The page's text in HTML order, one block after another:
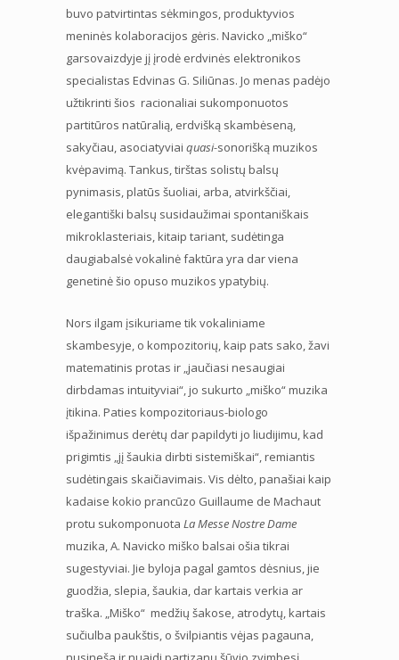
buvo patvirtintas sėkmingos, produktyvios
meninės kolaboracijos gėris. Navicko „miško“
garsovaizdyje jį įrodė erdvinės elektronikos
specialistas Edvinas G. Siliūnas. Jo menas padėjo
užtikrinti šios racionaliai sukomponuotos
partitūros natūralią, erdvišką skambėseną,
sakyčiau, asociatyviai quasi-sonorišką muzikos
kvėpavimą. Tankus, tirštas solistų balsų
pynimasis, platūs šuoliai, arba, atvirkščiai,
elegantiški balsų susidaužimai spontaniškais
mikroklasteriais, kitaip tariant, sudėtinga
daugiabalsė vokalinė faktūra yra dar viena
genetinė šio opuso muzikos ypatybių.
Nors ilgam įsikuriame tik vokaliniame
skambesyje, o kompozitorių, kaip pats sako, žavi
matematinis protas ir „jaučiasi nesaugiai
dirbdamas intuityviai“, jo sukurto „miško“ muzika
įtikina. Paties kompozitoriaus-biologo
išpažinimus derėtų dar papildyti jo liudijimu, kad
prigimtis „jį šaukia dirbti sistemiškai“, remiantis
sudėtingais skaičiavimais. Vis dėlto, panašiai kaip
kadaise kokio prancūzo Guillaume de Machaut
protu sukomponuota La Messe Nostre Dame
muzika, A. Navicko miško balsai ošia tikrai
sugestyviai. Jie byloja pagal gamtos dėsnius, jie
guodžia, slepia, šaukia, dar kartais verkia ar
traška. „Miško“ medžių šakose, atrodytų, kartais
sučiulba paukštis, o švilpiantis vėjas pagauna,